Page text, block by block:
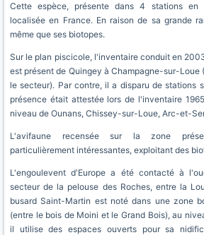
Cette espèce, présente dans 4 stations en
localisée en France. En raison de sa grande
même que ses biotopes.
Sur le plan piscicole, l'inventaire conduit en
est présent de Quingey à Champagne-sur-Loue
le secteur). Par contre, il a disparu de stations
présence était attestée lors de l'inventaire
niveau de Ounans, Chissey-sur-Loue, Arc-et-
L'avifaune recensée sur la zone
particulièrement intéressantes, exploitant des
L'engoulevent d'Europe a été contacté à
secteur de la pelouse des Roches, entre la
busard Saint-Martin est noté dans une zone
(entre le bois de Moini et le Grand Bois), au
il utilise des espaces ouverts pour sa